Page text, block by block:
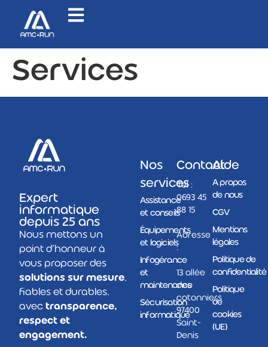
Services
Expert
informatique
depuis 25 ans
Nous mettons un
point d’honneur à
vous proposer des
solutions sur mesure,
fiables et durables,
avectransparence,
respect et
engagement.
Nos
services
Assistance
et conseils
Équipements
et logiciels
Infogérance
et
maintenance
Sécurisation
informatique
Contact
Tel :
0693 45
88 15
Adresse
:
13 allée
des
cotonniers
97400
Saint-
Denis
Aide
A propos
de nous
CGV
Mentions
légales
Politique de
confidentialité
Politique
de
cookies
(UE)